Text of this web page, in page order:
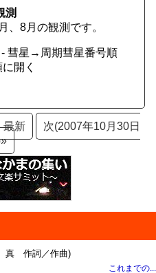
測
、8月の観測です。
- 彗星→周期彗星番号順
開く
最新
次(2007年10月30日
真 作詞／作曲)
これまでの...